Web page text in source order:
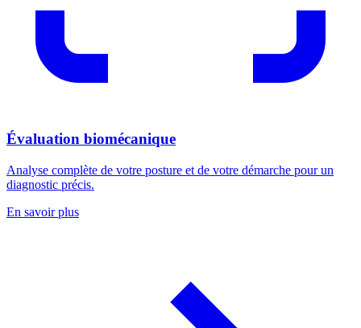
Évaluation biomécanique
Analyse complète de votre posture et de votre démarche pour un
diagnostic précis.
En savoir plus